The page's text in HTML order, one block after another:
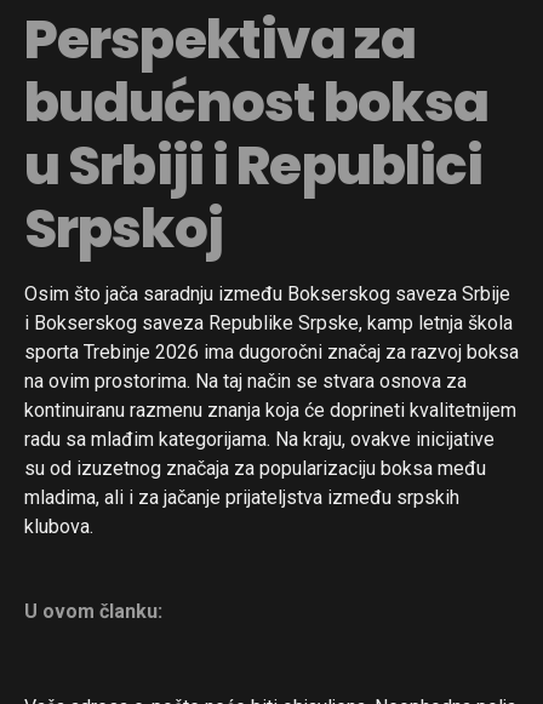
Perspektiva za
budućnost boksa
u Srbiji i Republici
Srpskoj
Osim što jača saradnju između Bokserskog saveza Srbije
i Bokserskog saveza Republike Srpske, kamp letnja škola
sporta Trebinje 2026 ima dugoročni značaj za razvoj boksa
na ovim prostorima. Na taj način se stvara osnova za
kontinuiranu razmenu znanja koja će doprineti kvalitetnijem
radu sa mlađim kategorijama. Na kraju, ovakve inicijative
su od izuzetnog značaja za popularizaciju boksa među
mladima, ali i za jačanje prijateljstva između srpskih
klubova.
U ovom članku: